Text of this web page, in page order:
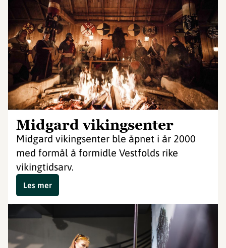
Midgard vikingsenter
Midgard vikingsenter ble åpnet i år 2000
med formål å formidle Vestfolds rike
vikingtidsarv.
Les mer